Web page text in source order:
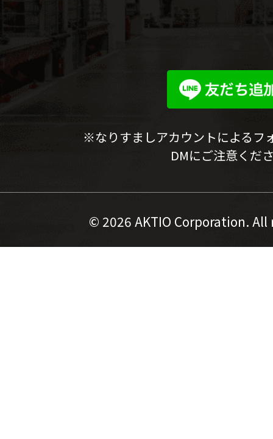
※なりすましアカウントによるフ
DMにご注意くだ
© 2026 AKTIO Corporation.